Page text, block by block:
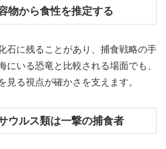
物から食性を推定する
石に残ることがあり、捕食戦略の手
にいる恐竜と比較される場面でも、
見る視点が確かさを支えます。
ウルス類は一撃の捕食者